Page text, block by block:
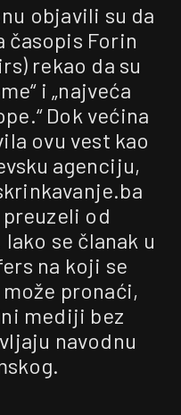
objavili su da
časopis Forin
rekao da su
i „najveća
Dok većina
ovu vest kao
agenciju,
od
se članak u
na koji se
pronaći,
mediji bez
navodnu